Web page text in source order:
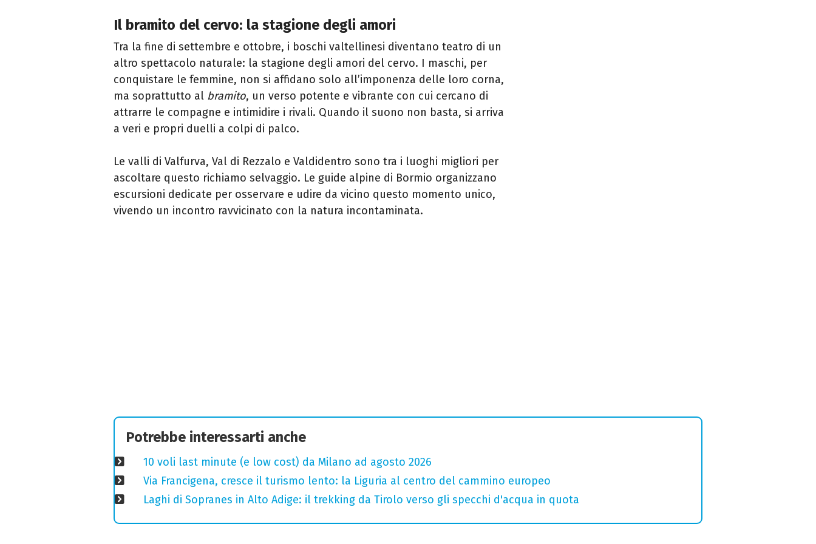
Il bramito del cervo: la stagione degli amori
Tra la fine di settembre e ottobre, i boschi valtellinesi diventano teatro di un
altro spettacolo naturale: la stagione degli amori del cervo. I maschi, per
conquistare le femmine, non si affidano solo all’imponenza delle loro corna,
ma soprattutto al bramito, un verso potente e vibrante con cui cercano di
attrarre le compagne e intimidire i rivali. Quando il suono non basta, si arriva
a veri e propri duelli a colpi di palco.
Le valli di Valfurva, Val di Rezzalo e Valdidentro sono tra i luoghi migliori per
ascoltare questo richiamo selvaggio. Le guide alpine di Bormio organizzano
escursioni dedicate per osservare e udire da vicino questo momento unico,
vivendo un incontro ravvicinato con la natura incontaminata.
Potrebbe interessarti anche
10 voli last minute (e low cost) da Milano ad agosto 2026
Via Francigena, cresce il turismo lento: la Liguria al centro del cammino europeo
Laghi di Sopranes in Alto Adige: il trekking da Tirolo verso gli specchi d'acqua in quota